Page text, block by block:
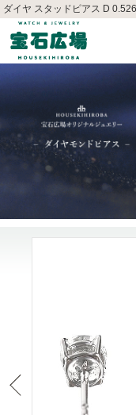
ダイヤ スタッドピアス D